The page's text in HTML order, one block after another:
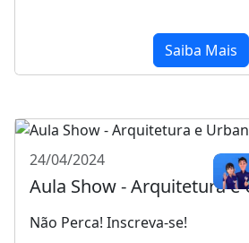
Saiba Mais
24/04/2024
Aula Show - Arquitetura e
Não Perca! Inscreva-se!